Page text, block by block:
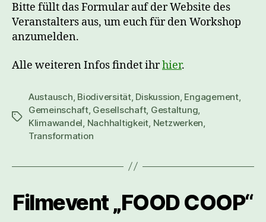
Bitte füllt das Formular auf der Website des
Veranstalters aus, um euch für den Workshop
anzumelden.
Alle weiteren Infos findet ihrhier.
Schlagwörter
Austausch Biodiversität, Diskussion Engagement,
Gemeinschaft, Gesellschaft, Gestaltung
Klimawandel Nachhaltigkeit Netzwerken
Transformation
Filmevent „FOOD COOP“